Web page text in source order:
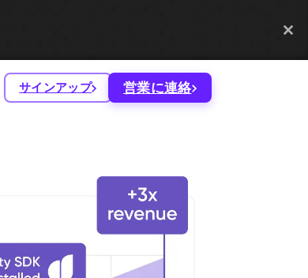
サインアップ 営業に連絡